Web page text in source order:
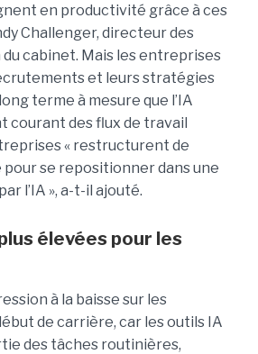
en productivité grâce à ces
Challenger, directeur des
cabinet. Mais les entreprises
et leurs stratégies
terme à mesure que l’IA
courant des flux de travail
« restructurent de
se repositionner dans une
l’IA », a-t-il ajouté.
élevées pour les
à la baisse sur les
de carrière, car les outils IA
des tâches routinières,